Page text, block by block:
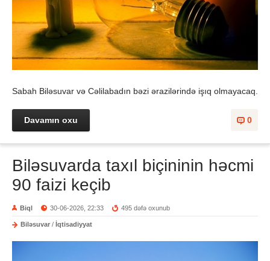
Sabah Biləsuvar və Cəlilabadın bəzi ərazilərində işıq olmayacaq.
0
Davamın oxu
Biləsuvarda taxıl biçininin həcmi
90 faizi keçib
Biql 30-06-2026, 22:33 495 dəfə oxunub
Biləsuvar / İqtisadiyyat